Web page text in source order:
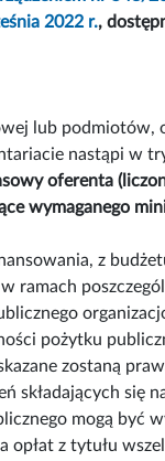
2022 r.,
lub
nastąpi w
oferenta
wymaganego
z
ramach
pożytku
zostaną
składających się
mogą być
z tytułu